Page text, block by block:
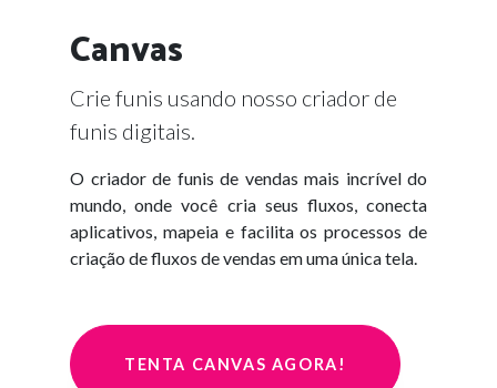
Canvas
Crie funis usando nosso criador de
funis digitais.
O criador de funis de vendas mais incrível do
mundo, onde você cria seus fluxos, conecta
aplicativos, mapeia e facilita os processos de
criação de fluxos de vendas em uma única tela.
TENTA CANVAS AGORA!